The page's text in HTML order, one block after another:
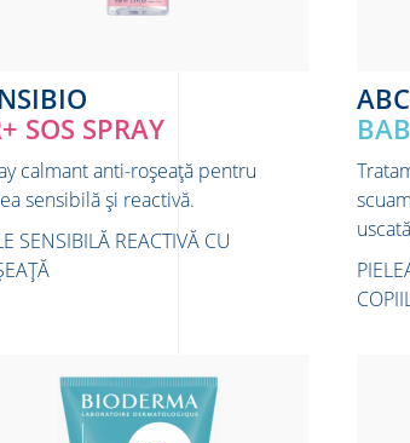
SOS SPRAY
calmant anti-roșeață pentru
sensibilă și reactivă.
SENSIBILĂ REACTIVĂ CU